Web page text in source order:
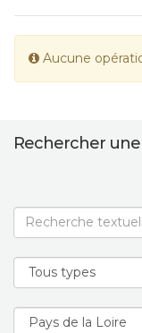
Aucune
Rechercher